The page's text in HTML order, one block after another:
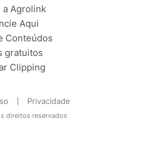
a Agrolink
Aqui
Conteúdos
gratuitos
Clipping
Privacidade
direitos reservados